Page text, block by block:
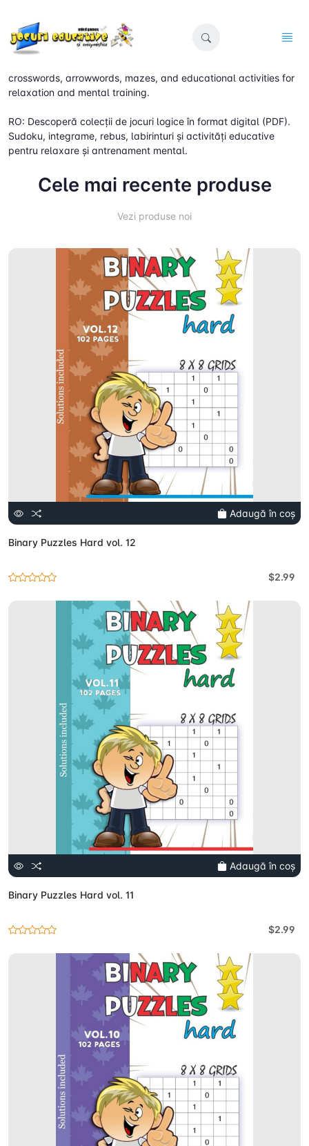
crosswords, arrowwords, mazes, and educational activities for
relaxation and mental training.
RO: Descoperă colecții de jocuri logice în format digital (PDF).
Sudoku, integrame, rebus, labirinturi și activități educative
pentru relaxare și antrenament mental.
Cele mai recente produse
Vezi produse noi
Adaugă în coș
Binary Puzzles Hard vol. 12
$2.99
Adaugă în coș
Binary Puzzles Hard vol. 11
$2.99